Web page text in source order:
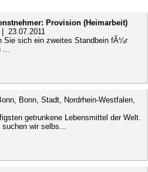
Provision (Heimarbeit)
| 23.07.2011
Sie sich ein zweites Standbein fÃ¼r
...
Bonn, Stadt, Nordrhein-Westfalen,
getrunkene Lebensmittel der Welt.
wir selbs...